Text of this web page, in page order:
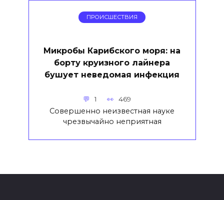
ПРОИСШЕСТВИЯ
Микробы Карибского моря: на
борту круизного лайнера
бушует неведомая инфекция
1 469
Совершенно неизвестная науке
чрезвычайно неприятная